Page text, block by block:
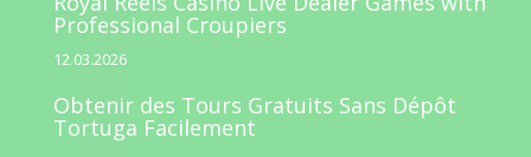
Professional Croupiers
12.03.2026
Obtenir des Tours Gratuits Sans Dépôt
Tortuga Facilement